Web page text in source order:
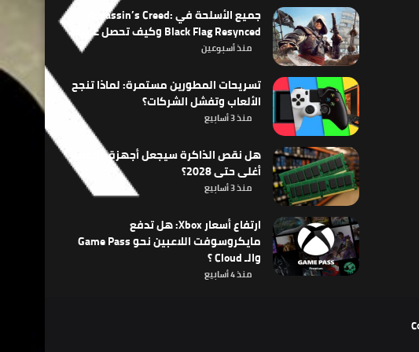
جميع الأسلحة في Assassin’s Creed:
Black Flag Resynced وكيف تحصل عليها
منذ أسبوعين
تسريحات المطورين مستمرة: لماذا تنجح
الألعاب وتفشل الشركات؟
منذ 3 أسابيع
هل نقص الذاكرة سيجعل أجهزة الألعاب
أغلى حتى 2028؟
منذ 3 أسابيع
ارتفاع أسعار Xbox: هل تدفع
مايكروسوفت اللاعبين نحو Game Pass
والـ Cloud ؟
منذ 4 أسابيع